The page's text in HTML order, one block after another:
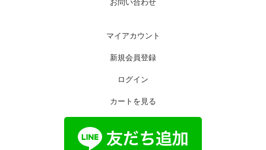
お問い合わせ
マイアカウント
新規会員登録
ログイン
カートを見る